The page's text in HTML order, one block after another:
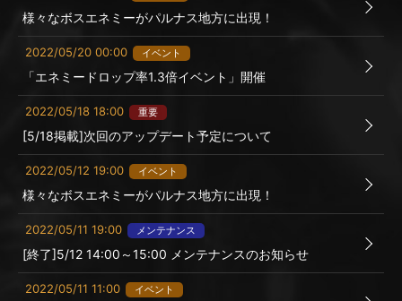
様々なボスエネミーがパルナス地方に出現！
2022/05/20 00:00 イベント
「エネミードロップ率1.3倍イベント」開催
2022/05/18 18:00 重要
[5/18掲載]次回のアップデート予定について
2022/05/12 19:00 イベント
様々なボスエネミーがパルナス地方に出現！
2022/05/11 19:00 メンテナンス
[終了]5/12 14:00～15:00 メンテナンスのお知らせ
2022/05/11 11:00 イベント